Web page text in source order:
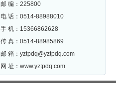
邮 编： 225800
电 话：0514-88988010
手 机：15366862628
传 真：0514-88985869
邮 箱： yztpdq@yztpdq.com
网 址： www.yztpdq.com